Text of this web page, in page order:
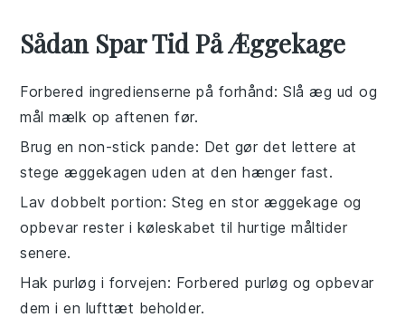
Sådan Spar Tid På Æggekage
Forbered ingredienserne på forhånd: Slåæg ud og
målmælk op aftenen før.
Brug en non-stick pande: Det gør det lettere at
stegeæggekagen uden at den hænger fast.
Lav dobbelt portion: Steg en storæggekage og
opbevar rester i køleskabet til hurtige måltider
senere.
Hak purløg i forvejen: Forberedpurløg og opbevar
dem i en lufttæt beholder.